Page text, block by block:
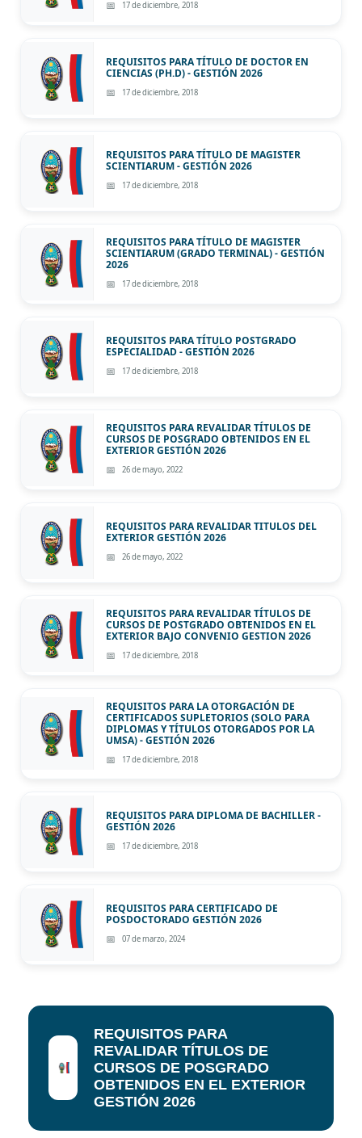
17 de diciembre, 2018
REQUISITOS PARA TÍTULO DE DOCTOR EN
CIENCIAS (PH.D) - GESTIÓN 2026
17 de diciembre, 2018
REQUISITOS PARA TÍTULO DE MAGISTER
SCIENTIARUM - GESTIÓN 2026
17 de diciembre, 2018
REQUISITOS PARA TÍTULO DE MAGISTER
SCIENTIARUM (GRADO TERMINAL) - GESTIÓN
2026
17 de diciembre, 2018
REQUISITOS PARA TÍTULO POSTGRADO
ESPECIALIDAD - GESTIÓN 2026
17 de diciembre, 2018
REQUISITOS PARA REVALIDAR TÍTULOS DE
CURSOS DE POSGRADO OBTENIDOS EN EL
EXTERIOR GESTIÓN 2026
26 de mayo, 2022
REQUISITOS PARA REVALIDAR TITULOS DEL
EXTERIOR GESTIÓN 2026
26 de mayo, 2022
REQUISITOS PARA REVALIDAR TÍTULOS DE
CURSOS DE POSTGRADO OBTENIDOS EN EL
EXTERIOR BAJO CONVENIO GESTION 2026
17 de diciembre, 2018
REQUISITOS PARA LA OTORGACIÓN DE
CERTIFICADOS SUPLETORIOS (SOLO PARA
DIPLOMAS Y TÍTULOS OTORGADOS POR LA
UMSA) - GESTIÓN 2026
17 de diciembre, 2018
REQUISITOS PARA DIPLOMA DE BACHILLER -
GESTIÓN 2026
17 de diciembre, 2018
REQUISITOS PARA CERTIFICADO DE
POSDOCTORADO GESTIÓN 2026
07 de marzo, 2024
REQUISITOS PARA
REVALIDAR TÍTULOS DE
CURSOS DE POSGRADO
OBTENIDOS EN EL EXTERIOR
GESTIÓN 2026